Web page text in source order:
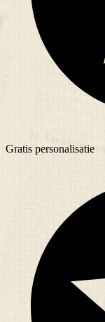
Gratis personalisatie